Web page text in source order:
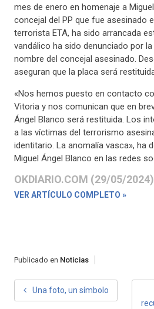
mes de enero en homenaje a
concejal del PP que fue asesinado
terrorista ETA, ha sido arrancada
vandálico ha sido denunciado por
nombre del concejal asesinado.
aseguran que la placa será
«Nos hemos puesto en contacto
Vitoria y nos comunican que en
Ángel Blanco será restituida. Los
a las víctimas del terrorismo
identitario. La anomalía vasca», ha
Miguel Ángel Blanco en las redes
OKDIARIO.COM (29/05/2024)
VER ARTÍCULO COMPLETO »
Publicado en Noticias
NAVEGACIÓN
Una foto, un símbolo